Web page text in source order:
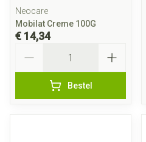
Neocare
Mobilat Creme 100G
€ 14,34
Bestel